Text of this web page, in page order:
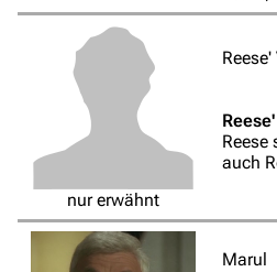
nur erwähnt
auch
Marul